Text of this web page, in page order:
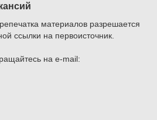
материалов разрешается
ссылки на первоисточник.
на e-mail: